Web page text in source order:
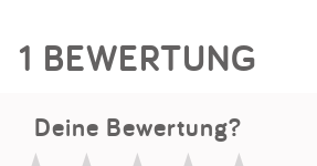
1 BEWERTUNG
Deine Bewertung?